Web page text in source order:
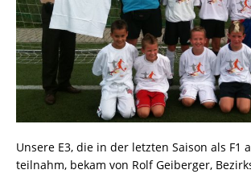
Unsere E3, die in der letzten Saison als F1
teilnahm, bekam von Rolf Geiberger,